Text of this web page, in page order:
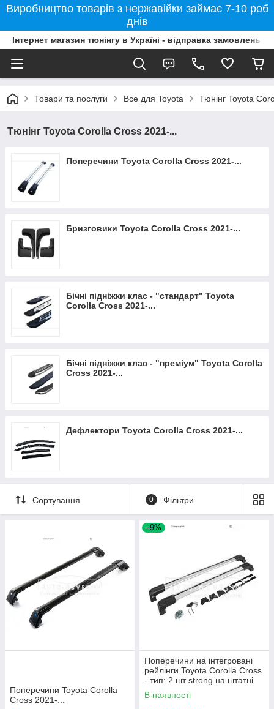
Виробництво товарів з нержавійки займає 7-10 роб
днів
Інтернет магазин тюнінгу в Україні - відправка замовлень
Товари та послуги Все для Toyota Тюнінг Toyota
Тюнінг Toyota Corolla Cross 2021-...
Поперечини Toyota Corolla Cross 2021-...
Бризговики Toyota Corolla Cross 2021-...
Бічні підніжки клас - "стандарт" Toyota
Corolla Cross 2021-...
Бічні підніжки клас - "преміум" Toyota Corolla
Cross 2021-...
Дефлектори Toyota Corolla Cross 2021-...
Сортування 0 Фільтри
Поперечини Toyota Corolla
Cross 2021-...
–9%
Поперечини на інтегровані
рейлінги Toyota Corolla Cross
- тип: 2 шт strong на штатні
місця колір: сірий
В наявності